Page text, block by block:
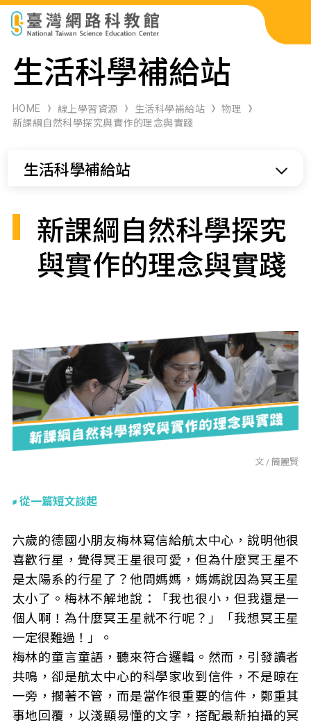
科展作品檢索
科學研習月刊
生活科學補給站
HOME 線上學習資源 生活科學補給站
物理
新課綱自然科學探究與實作的理念與實踐
生活科學補給站
新課綱自然科學探究
與實作的理念與實踐
文 / 簡麗賢
從一篇短文談起
六歲的德國小朋友梅林寫信給航太中心，說明他很
喜歡行星，覺得冥王星很可愛，但為什麼冥王星不
是太陽系的行星了？他問媽媽，媽媽說因為冥王星
太小了。梅林不解地說：「我也很小，但我還是一
個人啊！為什麼冥王星就不行呢？」「我想冥王星
一定很難過！」。
梅林的童言童語，聽來符合邏輯。然而，引發讀者
共鳴，卻是航太中心的科學家收到信件，不是晾在
一旁，擱著不管，而是當作很重要的信件，鄭重其
事地回覆，以淺顯易懂的文字，搭配最新拍攝的冥